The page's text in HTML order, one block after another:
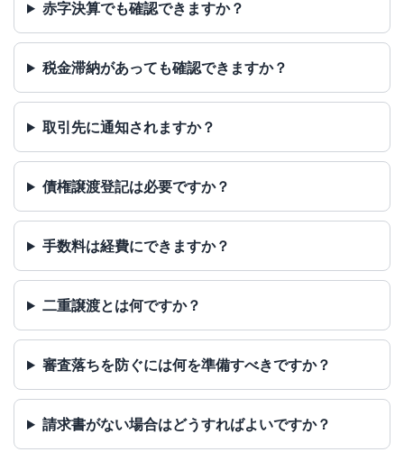
赤字決算でも確認できますか？
税金滞納があっても確認できますか？
取引先に通知されますか？
債権譲渡登記は必要ですか？
手数料は経費にできますか？
二重譲渡とは何ですか？
審査落ちを防ぐには何を準備すべきですか？
請求書がない場合はどうすればよいですか？